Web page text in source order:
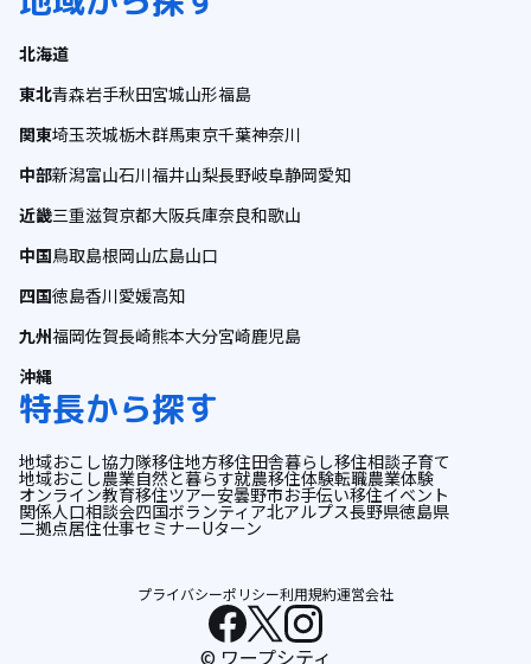
北海道
東北青森岩手秋田宮城山形福島
関東埼玉茨城栃木群馬東京千葉神奈川
中部新潟富山石川福井山梨長野岐阜静岡愛知
近畿三重滋賀京都大阪兵庫奈良和歌山
中国鳥取島根岡山広島山口
四国徳島香川愛媛高知
九州福岡佐賀長崎熊本大分宮崎鹿児島
沖縄
特長から探す
地域おこし協力隊移住地方移住田舎暮らし移住相談子育て
地域おこし農業自然と暮らす就農移住体験転職農業体験
オンライン教育移住ツアー安曇野市お手伝い移住イベント
関係人口相談会四国ボランティア北アルプス長野県徳島県
二拠点居住仕事セミナーUターン
プライバシーポリシー利用規約運営会社
© ワープシティ